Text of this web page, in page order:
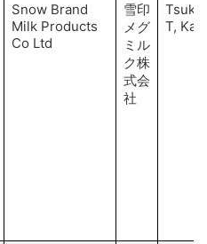
Snow Brand
Milk Products
Co Ltd
雪印
メグ
ミル
ク株
式会
社
T,